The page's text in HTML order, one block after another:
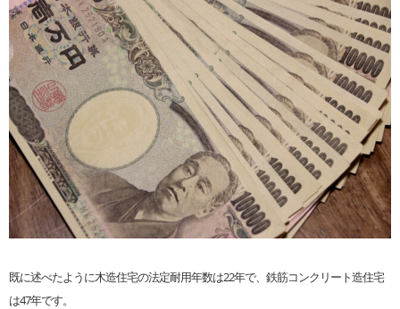
既に述べたように木造住宅の法定耐用年数は22年で、鉄筋コンクリート造住宅
は47年です。